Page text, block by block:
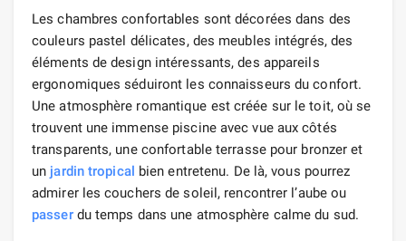
Les chambres confortables sont décorées dans des
couleurs pastel délicates, des meubles intégrés, des
éléments de design intéressants, des appareils
ergonomiques séduiront les connaisseurs du confort.
Une atmosphère romantique est créée sur le toit, où se
trouvent une immense piscine avec vue aux côtés
transparents, une confortable terrasse pour bronzer et
un jardin tropical bien entretenu. De là, vous pourrez
admirer les couchers de soleil, rencontrer l’aube ou
passerdu temps dans une atmosphère calme du sud.